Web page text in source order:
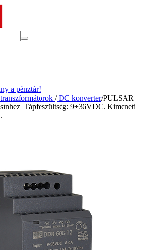
a pénztár!
/DC konverter/PULSAR
Tápfeszültség: 9÷36VDC. Kimeneti